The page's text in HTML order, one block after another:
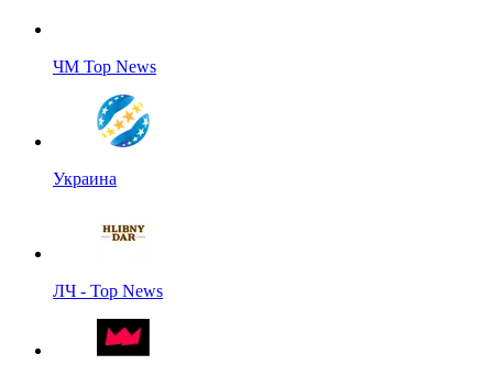
ЧМ Top News
Украина
ЛЧ - Top News